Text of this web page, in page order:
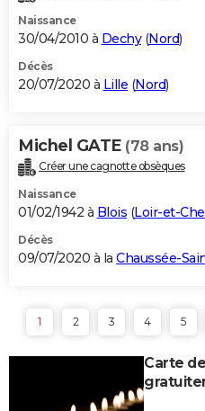
Naissance
30/04/2010 à Dechy(Nord)
Décès
20/07/2020 à Lille (Nord)
Michel GATE (78 ans)
Créer une cagnotte obsèques
Naissance
01/02/1942 à Blois (Loir-et-
Décès
09/07/2020 à la Chaussée-
1 2 3 4 5
Carte